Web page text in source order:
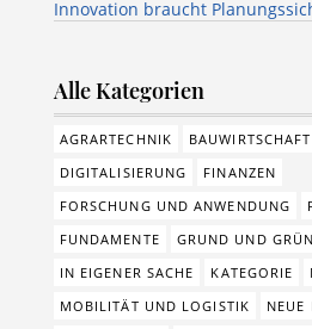
Innovation braucht
Alle Kategorien
AGRARTECHNIK BAUWIRTSCHAFT
DIGITALISIERUNG
FINANZEN
FORSCHUNG UND ANWENDUNG
FUNDAMENTE
GRUND UND
IN EIGENER SACHE
KATEGORIE
MOBILITÄT UND LOGISTIK
NEUE